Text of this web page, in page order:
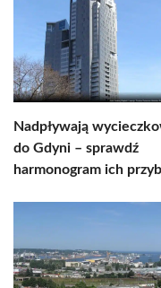
Nadpływają
do Gdyni – sprawdź
harmonogram ich